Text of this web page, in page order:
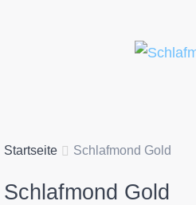
Startseite Schlafmond Gold
Schlafmond Gold